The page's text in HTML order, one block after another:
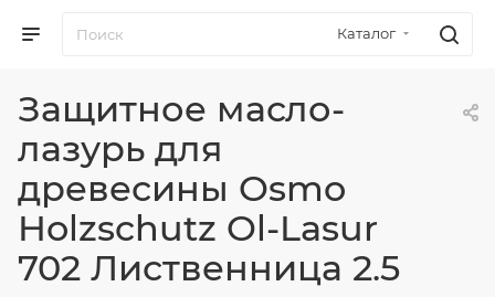
Каталог
Защитное масло-
лазурь для
древесины Osmo
Holzschutz Ol-Lasur
702 Лиственница 2.5